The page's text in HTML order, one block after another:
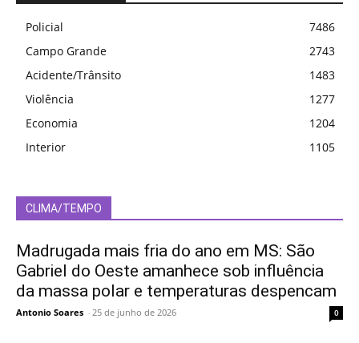
Policial
7486
Campo Grande
2743
Acidente/Trânsito
1483
Violência
1277
Economia
1204
Interior
1105
CLIMA/TEMPO
Madrugada mais fria do ano em MS: São
Gabriel do Oeste amanhece sob influência
da massa polar e temperaturas despencam
Antonio Soares - 25 de junho de 2026 0